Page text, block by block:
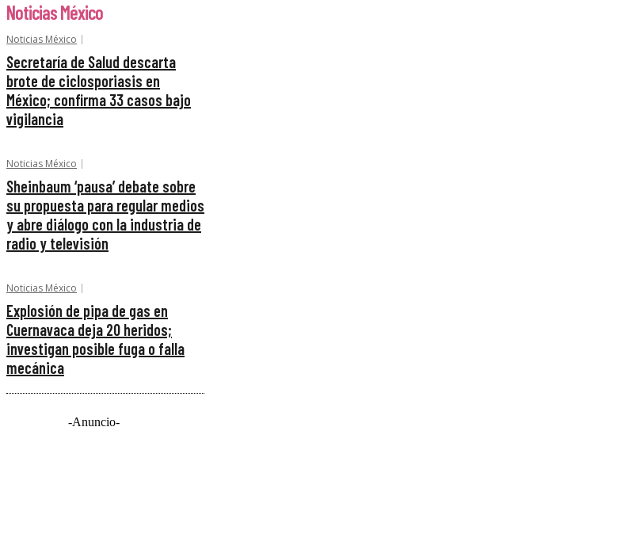
Noticias México
Noticias México
Secretaría de Salud descarta
brote de ciclosporiasis en
México; confirma 33 casos bajo
vigilancia
Noticias México
Sheinbaum ‘pausa’ debate sobre
su propuesta para regular medios
y abre diálogo con la industria de
radio y televisión
Noticias México
Explosión de pipa de gas en
Cuernavaca deja 20 heridos;
investigan posible fuga o falla
mecánica
-Anuncio-